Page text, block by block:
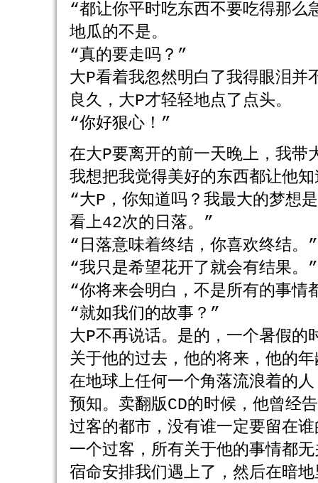
“都让你平时吃东西不要吃得那么
地瓜的不是。
“真的要走吗？”
大P看着我忽然明白了我得眼泪并
良久，大P才轻轻地点了点头。
“你好狠心！”
在大P要离开的前一天晚上，我带
我想把我觉得美好的东西都让他
“大P，你知道吗？我最大的梦想
看上42次的日落。”
“日落意味着终结，你喜欢终结。”
“我只是希望花开了就会有结果。”
“你将来会明白，不是所有的事情
“就如我们的故事？”
大P不再说话。是的，一个暑假的
关于他的过去，他的将来，他的
在地球上任何一个角落流浪着的
预知。卖翻版CD的时候，他曾经
过客的都市，没有谁一定要留在
一个过客，所有关于他的事情都
宿命安排我们遇上了，然后在暗